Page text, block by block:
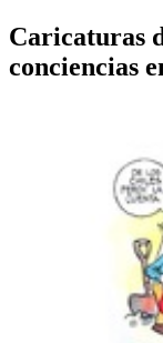
Caricaturas
conciencias